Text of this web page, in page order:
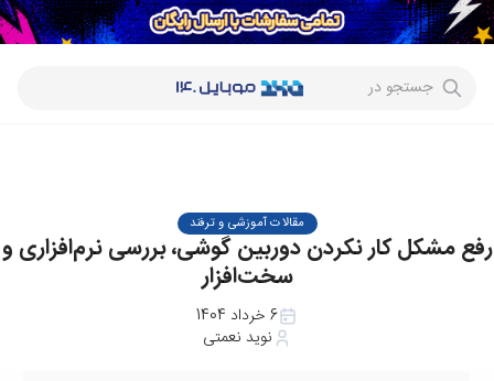
جستجو در
مقالات آموزشی و ترفند
رفع مشکل کار نکردن دوربین گوشی، بررسی نرم‌افزاری و
سخت‌افزار
6 خرداد 1404
نوید نعمتی